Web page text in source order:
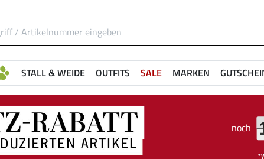
STALL & WEIDE OUTFITS SALE MARKEN
noch